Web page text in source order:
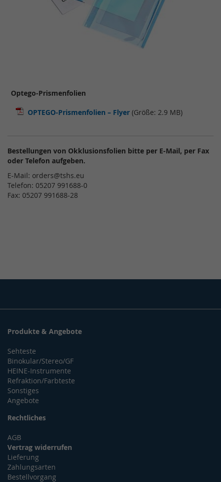
Optego-Prismenfolien
OPTEGO-Prismenfolien – Flyer (Größe: 2.9 MB)
Bestellungen von Okklusionsfolien bitte per E-Mail, per Fax
oder Telefon aufgeben.
E-Mail: orders@tshs.eu
Telefon: 05207 991688-0
Fax: 05207 991688-28
Produkte & Angebote
Sehteste
Binokular/Stereo/GF
HEINE-Instrumente
Refraktion/Farbteste
Sonstiges
Angebote
Rechtliches
AGB
Vertrag widerrufen
Lieferung
Zahlungsarten
Bestellvorgang